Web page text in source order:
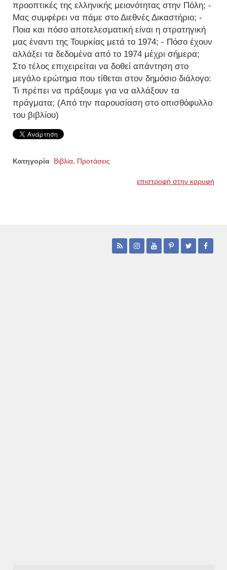
προοπτικές της ελληνικής μειονότητας στην Πόλη; -
Μας συμφέρει να πάμε στο Διεθνές Δικαστήριο; -
Ποια και πόσο αποτελεσματική είναι η στρατηγική
μας έναντι της Τουρκίας μετά το 1974; - Πόσο έχουν
αλλάξει τα δεδομένα από το 1974 μέχρι σήμερα;
Στο τέλος επιχειρείται να δοθεί απάντηση στο
μεγάλο ερώτημα που τίθεται στον δημόσιο διάλογο:
Τι πρέπει να πράξουμε για να αλλάξουν τα
πράγματα; (Από την παρουσίαση στο οπισθόφυλλο
του βιβλίου)
Κατηγορία Βιβλία, Προτάσεις
επιστροφή στην κορυφή